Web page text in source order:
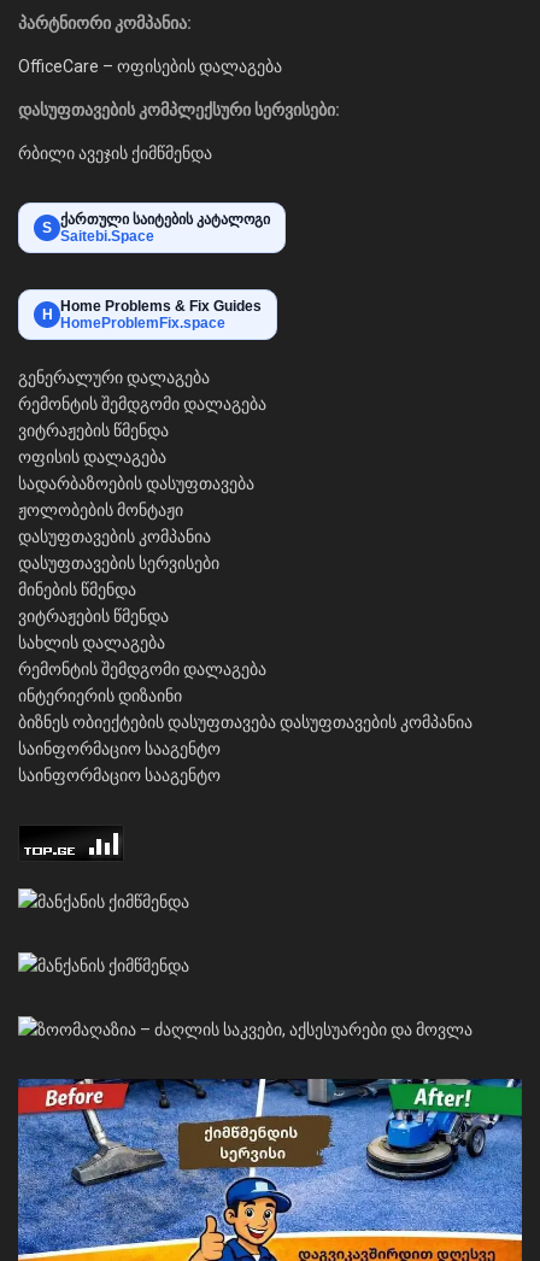
პარტნიორი კომპანია:
OfficeCare – ოფისების დალაგება
დასუფთავების კომპლექსური სერვისები:
რბილი ავეჯის ქიმწმენდა
S ქართული საიტების კატალოგი
Saitebi.Space
H
Home Problems & Fix Guides
HomeProblemFix.space
გენერალური დალაგება
რემონტის შემდგომი დალაგება
ვიტრაჟების წმენდა
ოფისის დალაგება
სადარბაზოების დასუფთავება
ჟოლობების მონტაჟი
დასუფთავების კომპანია
დასუფთავების სერვისები
მინების წმენდა
ვიტრაჟების წმენდა
სახლის დალაგება
რემონტის შემდგომი დალაგება
ინტერიერის დიზაინი
ბიზნეს ობიექტების დასუფთავებადასუფთავების კომპანია
საინფორმაციო სააგენტო
საინფორმაციო სააგენტო